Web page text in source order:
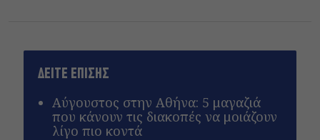
ΔΕΙΤΕ ΕΠΙΣΗΣ
Αύγουστος στην Αθήνα: 5 μαγαζιά
που κάνουν τις διακοπές να μοιάζουν
λίγο πιο κοντά